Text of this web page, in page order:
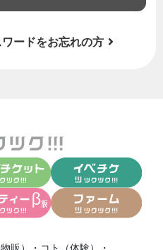
ードをお忘れの方